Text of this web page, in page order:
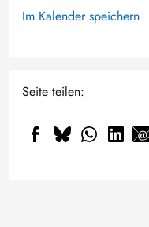
Im Kalender speichern
Seite teilen: